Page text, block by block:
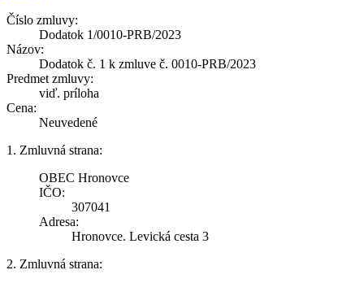
Číslo zmluvy:
Dodatok 1/0010-PRB/2023
Názov:
Dodatok č. 1 k zmluve č. 0010-PRB/2023
Predmet zmluvy:
viď. príloha
Cena:
Neuvedené
1. Zmluvná strana:
OBEC Hronovce
IČO:
307041
Adresa:
Hronovce. Levická cesta 3
2. Zmluvná strana: